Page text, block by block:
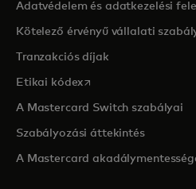
Adatvédelem és adatkezelési
Kötelező érvényű vállalati
Tranzakciós díjak
Etikai kódexopens in a new tab
A Mastercard Switch szabályai
Szabályozási áttekintés
A Mastercard